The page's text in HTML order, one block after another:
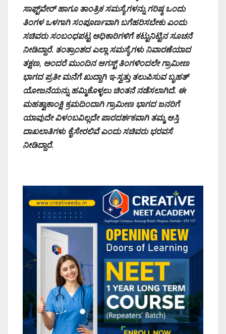
ಸಾಫ್ಟ್‌ವೇರ್ ಹಾಗೂ ತಾಂತ್ರಿಕ ಸಮಸ್ಯೆಗಳನ್ನು ಗರಿಷ್ಠ ಒಂದು
ತಿಂಗಳ ಒಳಗಾಗಿ ಸಂಪೂರ್ಣವಾಗಿ ಬಗೆಹರಿಸಬೇಕು ಎಂದು
ಸಚಿವರು ಸಂಬಂಧಪಟ್ಟ ಅಧಿಕಾರಿಗಳಿಗೆ ಕಟ್ಟುನಿಟ್ಟಿನ ಸೂಚನೆ
ನೀಡಿದ್ದಾರೆ. ತಂತ್ರಾಂಶದ ಎಲ್ಲಾ ಸಮಸ್ಯೆಗಳು ನಿವಾರಣೆಯಾದ
ತಕ್ಷಣ, ಅಂದರೆ ಮುಂದಿನ ಆಗಸ್ಟ್ ತಿಂಗಳಿಂದಲೇ ಗ್ರಾಮೀಣ
ಭಾಗದ ಪ್ರತೀ ಮನೆಗೆ ಖುದ್ದಾಗಿ ಇ-ಸ್ವತ್ತು ತಲುಪಿಸುವ ಬೃಹತ್
ಯೋಜನೆಯನ್ನು ಹಮ್ಮಿಕೊಳ್ಳಲು ಚಿಂತನೆ ನಡೆಸಲಾಗಿದೆ. ಈ
ಮಹತ್ವಾಕಾಂಕ್ಷಿ ಕ್ರಮದಿಂದಾಗಿ ಗ್ರಾಮೀಣ ಭಾಗದ ಜನರಿಗೆ
ಯಾವುದೇ ವಿಳಂಬವಿಲ್ಲದೇ ಪಾರದರ್ಶಕವಾಗಿ ತಮ್ಮ ಆಸ್ತಿ
ದಾಖಲಾತಿಗಳು ಕೈಸೇರಲಿವೆ ಎಂದು ಸಚಿವರು ಭರವಸೆ
ನೀಡಿದ್ದಾರೆ.